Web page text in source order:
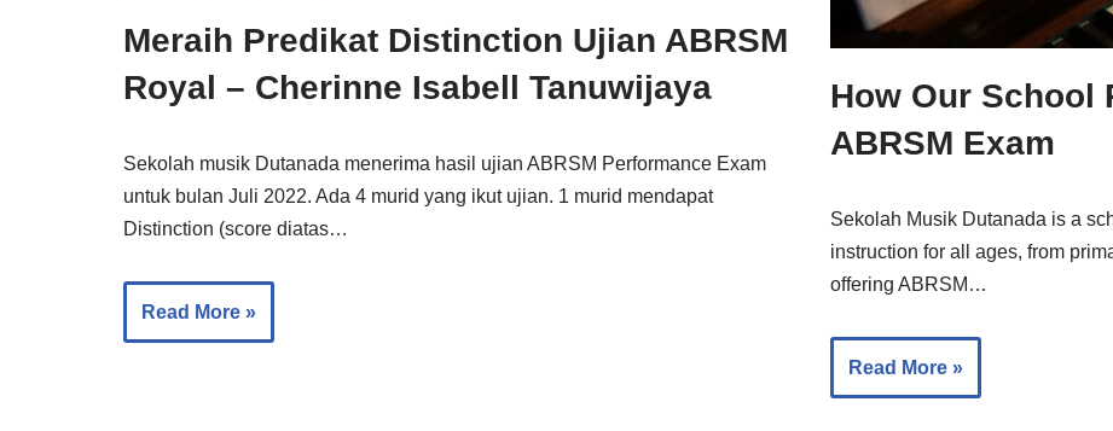
Meraih Predikat Distinction Ujian ABRSM
Royal – Cherinne Isabell Tanuwijaya
Sekolah musik Dutanada menerima hasil ujian ABRSM Performance Exam
untuk bulan Juli 2022. Ada 4 murid yang ikut ujian. 1 murid mendapat
Distinction (score diatas…
Read More »
How Our School
ABRSM Exam
Sekolah Musik Dutanada is a
instruction for all ages, from
offering ABRSM…
Read More »